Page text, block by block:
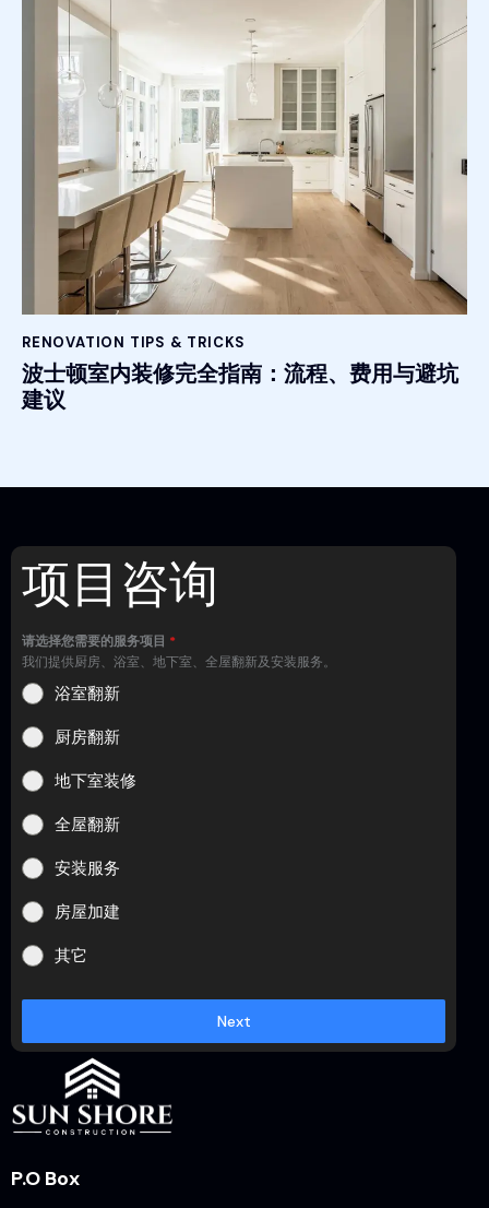
RENOVATION TIPS & TRICKS
波士顿室内装修完全指南：流程、费用与避坑
建议
项目咨询
请选择您需要的服务项目 *
我们提供厨房、浴室、地下室、全屋翻新及安装服务。
浴室翻新
厨房翻新
地下室装修
全屋翻新
安装服务
房屋加建
其它
Next
P.O Box